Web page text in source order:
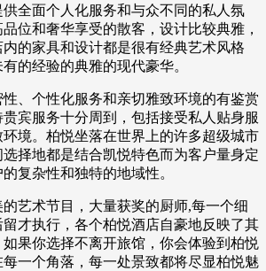
全面个人化服务和与众不同的私人氛
位和奢华享受的散客，设计比较典雅，
的家具和设计都是很有经典艺术风格
的经验的典雅的现代豪华。
、个性化服务和亲切雅致环境的有鉴赏
宾服务十分周到，包括接受私人贴身服
境。柏悦坐落在世界上的许多超级城市
择地都是结合凯悦特色而为客户量身定
复杂性和独特的地域性。
艺术节目，大量获奖的厨师,每一个细
才执行，各个柏悦酒店自豪地反映了其
果你选择不离开旅馆，你会体验到柏悦
一个角落，每一处景致都将尽显柏悦魅